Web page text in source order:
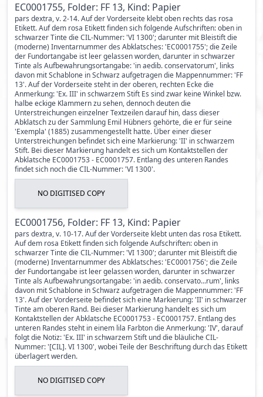
EC0001755, Folder: FF 13, Kind: Papier
pars dextra, v. 2-14. Auf der Vorderseite klebt oben rechts das rosa
Etikett. Auf dem rosa Etikett finden sich folgende Aufschriften: oben in
schwarzer Tinte die CIL-Nummer: 'VI 1300'; darunter mit Bleistift die
(moderne) Inventarnummer des Abklatsches: 'EC0001755'; die Zeile
der Fundortangabe ist leer gelassen worden, darunter in schwarzer
Tinte als Aufbewahrungsortangabe: 'in aedib. conservatorum', links
davon mit Schablone in Schwarz aufgetragen die Mappennummer: 'FF
13'. Auf der Vorderseite steht in der oberen, rechten Ecke die
Anmerkung: 'Ex. III' in schwarzem Stift Es sind zwar keine Winkel bzw.
halbe eckige Klammern zu sehen, dennoch deuten die
Unterstreichungen einzelner Textzeilen darauf hin, dass dieser
Abklatsch zu der Sammlung Emil Hübners gehörte, die er für seine
'Exempla' (1885) zusammengestellt hatte. Über einer dieser
Unterstreichungen befindet sich eine Markierung: 'II' in schwarzem
Stift. Bei dieser Markierung handelt es sich um Kontaktstellen der
Abklatsche EC0001753 - EC0001757. Entlang des unteren Randes
findet sich noch die CIL-Nummer: 'VI 1300'.
NO DIGITISED COPY
EC0001756, Folder: FF 13, Kind: Papier
pars dextra, v. 10-17. Auf der Vorderseite klebt unten das rosa Etikett.
Auf dem rosa Etikett finden sich folgende Aufschriften: oben in
schwarzer Tinte die CIL-Nummer: 'VI 1300'; darunter mit Bleistift die
(moderne) Inventarnummer des Abklatsches: 'EC0001756'; die Zeile
der Fundortangabe ist leer gelassen worden, darunter in schwarzer
Tinte als Aufbewahrungsortangabe: 'in aedib. conservato...rum', links
davon mit Schablone in Schwarz aufgetragen die Mappennummer: 'FF
13'. Auf der Vorderseite befindet sich eine Markierung: 'II' in schwarzer
Tinte am oberen Rand. Bei dieser Markierung handelt es sich um
Kontaktstellen der Abklatsche EC0001753 - EC0001757. Entlang des
unteren Randes steht in einem lila Farbton die Anmerkung: 'IV', darauf
folgt die Notiz: 'Ex. III' in schwarzem Stift und die bläuliche CIL-
Nummer: '[CIL]. VI 1300', wobei Teile der Beschriftung durch das Etikett
überlagert werden.
NO DIGITISED COPY